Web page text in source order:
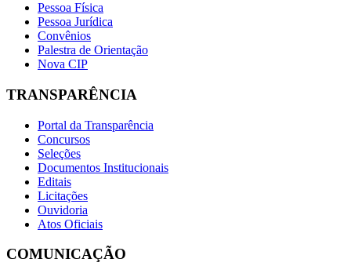
Pessoa Física
Pessoa Jurídica
Convênios
Palestra de Orientação
Nova CIP
TRANSPARÊNCIA
Portal da Transparência
Concursos
Seleções
Documentos Institucionais
Editais
Licitações
Ouvidoria
Atos Oficiais
COMUNICAÇÃO